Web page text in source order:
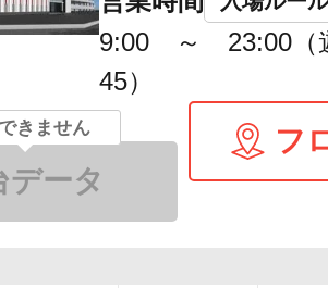
9:00 ～ 23:00（
45）
きません
データ
フ